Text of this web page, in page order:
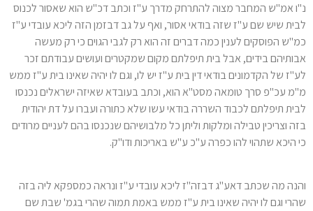
נ"ו אמ"ש המחבר מצוה להתרחק מדרך ע"ז וכתב דכ"ש הוא שאסור לכנוס
לבית שיש שם ע"ז שזה בודאי אסור, ואף על גב דבזמן הזה ליכא עובדי ע"ז
כמ"ש הפוסקים לענין כמה דברים זה הוא רק לגבי הגוים כי רק מעשה
אבותיהם בידים, אבל בית תיפלתם מקום שמקטרים ועושים עבודתם זכר
לע"ז של הקדמונים בודאי דין בית ע"ז יש לו, וגם לו יהיה שאינו בית ע"ז ממש
מ"מ עכ"פ סרך טומאה מסט"א הוא, וכתב בעובדא שאיזה ישראלים נכנסו
לבית תיפלתם לכבוד השררה בודאי עשו שלא כתורה ועברו על דת יהודית
בזה וצריכין טבילה ומלקות וליתן כל מלבושיהם שנכנסו בהם לעניים מרודים
כי היכא שתהוי להו כפרה ע"כ ע"ש באריכות ודו"ק.
והנה מה שכתב דאע"ג דבזה"ז ליכא עובדי ע"ז ונראה כמספקא ליה בזה
שהרי וגם לו יהיה שאינו בית ע"ז ממש באמת תמוה שהרי בגמ' שבת שם